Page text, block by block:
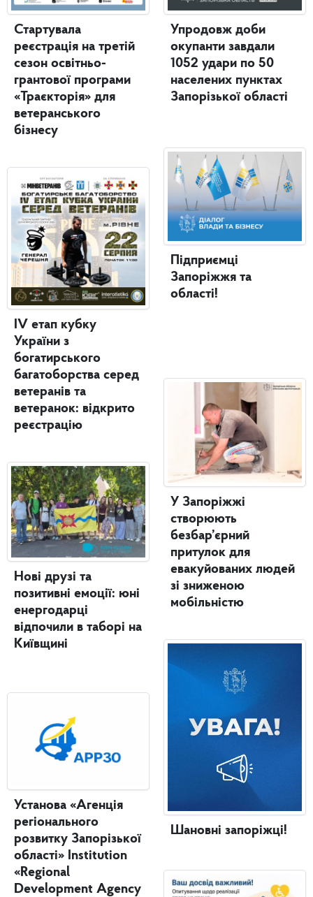
Стартувала
реєстрація на третій
сезон освітньо-
грантової програми
«Траєкторія» для
ветеранського
бізнесу
IV етап кубку
України з
богатирського
багатоборства серед
ветеранів та
ветеранок: відкрито
реєстрацію
Нові друзі та
позитивні емоції: юні
енергодарці
відпочили в таборі на
Київщині
Установа «Агенція
регіонального
розвитку Запорізької
області» Institution
«Regional
Development Agency
Упродовж доби
окупанти завдали
1052 удари по 50
населених пунктах
Запорізької області
Підприємці
Запоріжжя та
області!
У Запоріжжі
створюють
безбар’єрний
притулок для
евакуйованих людей
зі зниженою
мобільністю
Шановні запоріжці!